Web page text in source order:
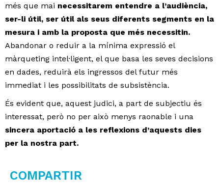
més que mai necessitarem entendre a l’audiència,
ser-li útil, ser útil als seus diferents segments en la
mesura i amb la proposta que més necessitin.
Abandonar o reduir a la mínima expressió el
màrqueting intel·ligent, el que basa les seves decisions
en dades, reduirà els ingressos del futur més
immediat i les possibilitats de subsistència.
És evident que, aquest judici, a part de subjectiu és
interessat, però no per això menys raonable i una
sincera aportació a les reflexions d’aquests dies
per la nostra part.
COMPARTIR